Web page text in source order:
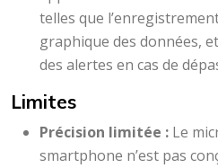
telles que
graphique des données,
des alertes en cas de
Limites
Précision limitée : Le
smartphone n’est pas